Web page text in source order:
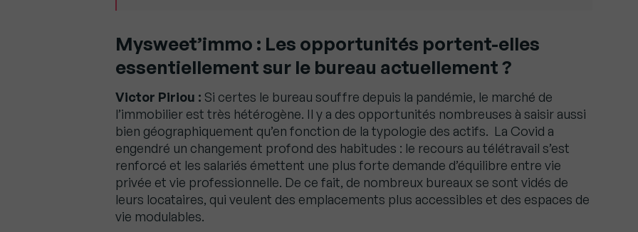
Mysweet’immo : Les opportunités portent-elles
essentiellement sur le bureau actuellement ?
Victor Piriou : Si certes le bureau souffre depuis la pandémie, le marché de
l’immobilier est très hétérogène. Il y a des opportunités nombreuses à saisir aussi
bien géographiquement qu’en fonction de la typologie des actifs. La Covid a
engendré un changement profond des habitudes : le recours au télétravail s’est
renforcé et les salariés émettent une plus forte demande d’équilibre entre vie
privée et vie professionnelle. De ce fait, de nombreux bureaux se sont vidés de
leurs locataires, qui veulent des emplacements plus accessibles et des espaces de
vie modulables.